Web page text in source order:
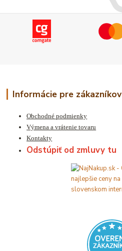
Informácie pre zákazníkov
Obchodné podmienky
Výmena a vrátenie tovaru
Kontakty
Odstúpiť od zmluvy tu